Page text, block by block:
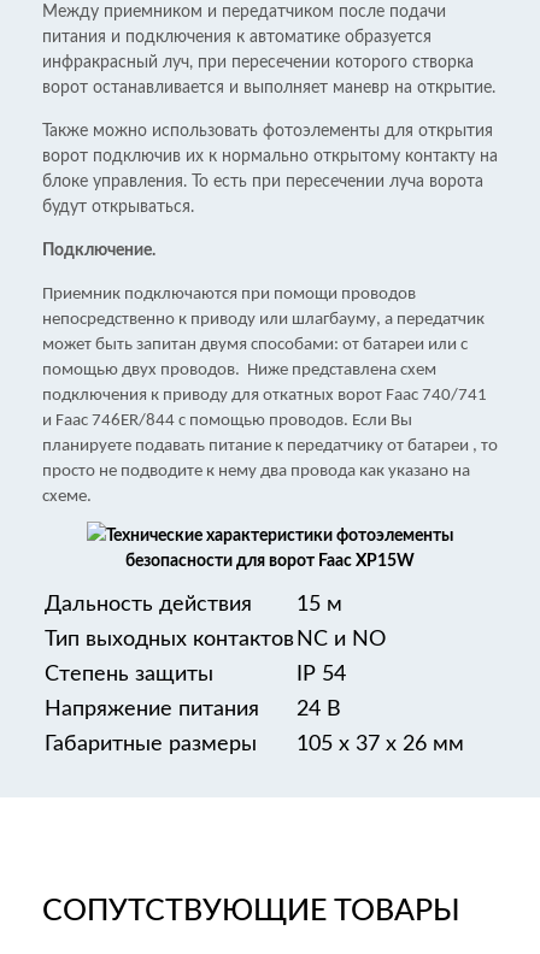
Между приемником и передатчиком после подачи
питания и подключения к автоматике образуется
инфракрасный луч, при пересечении которого створка
ворот останавливается и выполняет маневр на открытие.
Также можно использовать фотоэлементы для открытия
ворот подключив их к нормально открытому контакту на
блоке управления. То есть при пересечении луча ворота
будут открываться.
Подключение.
Приемник подключаются при помощи проводов
непосредственно к приводу или шлагбауму, а передатчик
может быть запитан двумя способами: от батареи или с
помощью двух проводов. Ниже представлена схем
подключения к приводу для откатных ворот Faac 740/741
и Faac 746ER/844 с помощью проводов. Если Вы
планируете подавать питание к передатчику от батареи , то
просто не подводите к нему два провода как указано на
схеме.
Технические характеристики фотоэлементы
безопасности для ворот Faac XP15W
Дальность действия
15 м
Тип выходных контактов NC и NO
Степень защиты
IP 54
Напряжение питания
24 В
Габаритные размеры
105 х 37 х 26 мм
СОПУТСТВУЮЩИЕ ТОВАРЫ